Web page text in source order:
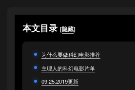
本文目录 [隐藏]
为什么要做科幻电影推荐
主理人的科幻电影片单
09.25.2019更新